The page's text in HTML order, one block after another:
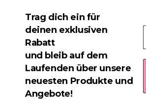
Trag dich ein für
deinen exklusiven
Rabatt
und bleib auf dem
Laufenden über unsere
neuesten Produkte und
Angebote!